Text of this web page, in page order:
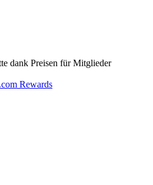
dank Preisen für Mitglieder
Rewards